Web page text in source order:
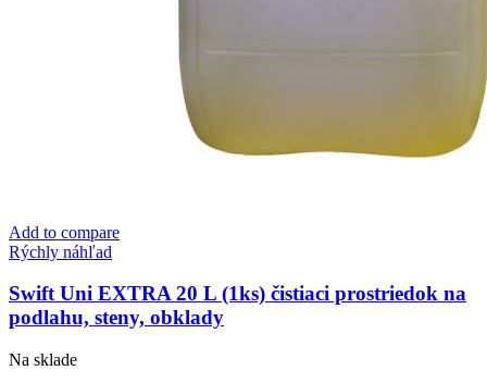
Add to compare
Rýchly náhľad
Swift Uni EXTRA 20 L (1ks) čistiaci prostriedok na
podlahu, steny, obklady
Na sklade